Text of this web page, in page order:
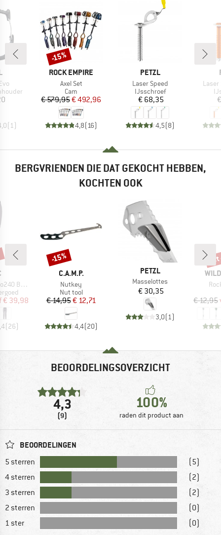
(1 )
MERK
ROCK EMPIRE
Artikel
Axel Set
Productgroep
Cam
Prijs
€ 579,95Verlaagde prijs
€ 492,96
4,8(16)
Korting
-15%
MERK
PETZL
Artikel
Laser Speed
Productgroep
IJsschroef
Prijs
€ 68,35
4,5(8)
Artikel
Laser
BERGVRIENDEN DIE DAT GEKOCHT HEBBEN,
KOCHTEN OOK
Long Pants
prijs
€ 39,98
(26)
MERK
C.A.M.P.
Artikel
Nutkey
Productgroep
Nut tool
Prijs
€ 14,95Verlaagde prijs
€ 12,71
4,4(20)
Korting
-15%
MERK
PETZL
Artikel
Masselottes
Prijs
€ 30,35
3,0(1)
€ 12,95
BEOORDELINGSOVERZICHT
4,3
(9)
100%
raden dit product aan
BEOORDELINGEN
5 sterren
(5)
4 sterren
(2)
3 sterren
(2)
2 sterren
(0)
1 ster
(0)